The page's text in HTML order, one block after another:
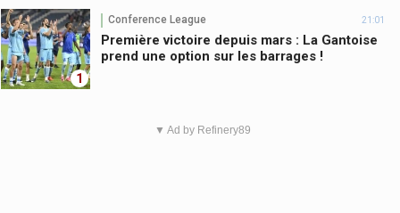
1
Conference League 21:01
Première victoire depuis mars : La Gantoise
prend une option sur les barrages !
▼ Ad by Refinery89